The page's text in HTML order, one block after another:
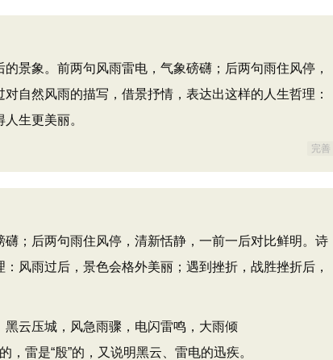
象。前两句风雨雷电，气象磅礴；后两句雨住风停，
自然风雨的描写，借景抒情，表达出这样的人生哲理：
生更美丽。
完善
后两句雨住风停，清新恬静，一前一后对比鲜明。诗
风雨过后，景色会格外美丽；遇到挫折，战胜挫折后，
云压城，风急雨骤，电闪雷鸣，大雨倾
，雷是“殷”的，又说明黑云、雷电的迅疾。